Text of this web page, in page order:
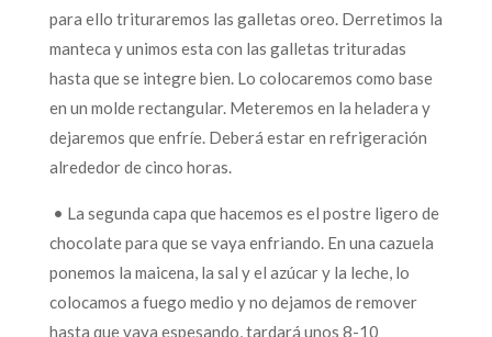
para ello trituraremos las galletas oreo. Derretimos la
manteca y unimos esta con las galletas trituradas
hasta que se integre bien. Lo colocaremos como base
en un molde rectangular. Meteremos en la heladera y
dejaremos que enfríe. Deberá estar en refrigeración
alrededor de cinco horas.
• La segunda capa que hacemos es el postre ligero de
chocolate para que se vaya enfriando. En una cazuela
ponemos la maicena, la sal y el azúcar y la leche, lo
colocamos a fuego medio y no dejamos de remover
hasta que vaya espesando, tardará unos 8-10